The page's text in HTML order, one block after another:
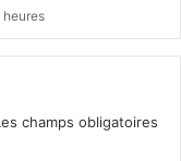
champs obligatoires